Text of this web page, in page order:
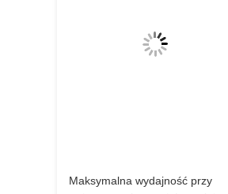
Maksymalna wydajność przy